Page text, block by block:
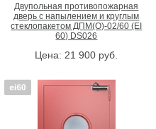
Двупольная противопожарная
дверь с напылением и круглым
стеклопакетом ДПМ(О)-02/60 (EI
60) DS026
Цена: 21 900 руб.